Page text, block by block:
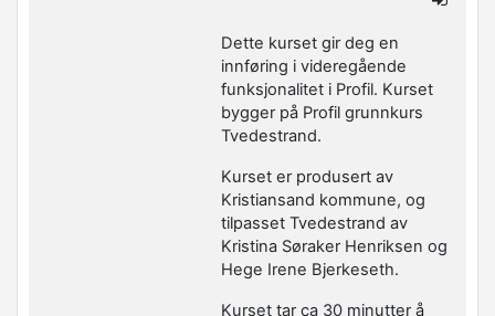
Dette kurset gir deg en
innføring i videregående
funksjonalitet i Profil. Kurset
bygger på Profil grunnkurs
Tvedestrand.
Kurset er produsert av
Kristiansand kommune, og
tilpasset Tvedestrand av
Kristina Søraker Henriksen og
Hege Irene Bjerkeseth.
Kurset tar ca 30 minutter å